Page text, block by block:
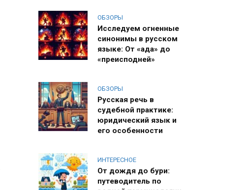
ОБЗОРЫ
Исследуем огненные
синонимы в русском
языке: От «ада» до
«преисподней»
ОБЗОРЫ
Русская речь в
судебной практике:
юридический язык и
его особенности
ИНТЕРЕСНОЕ
От дождя до бури:
путеводитель по